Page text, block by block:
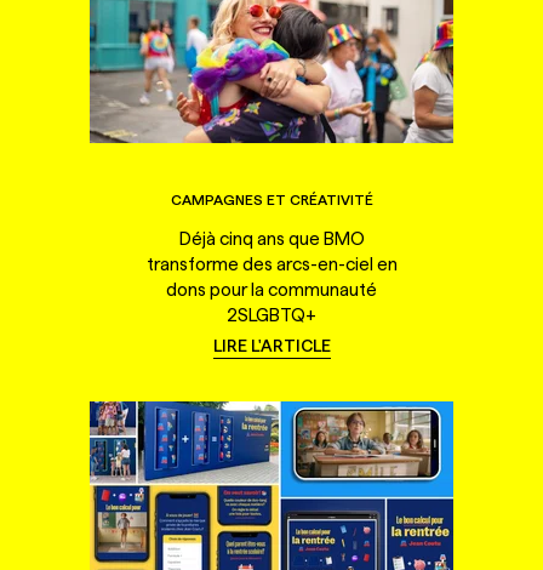
CAMPAGNES ET CRÉATIVITÉ
Déjà cinq ans que BMO
transforme des arcs-en-ciel en
dons pour la communauté
2SLGBTQ+
LIRE L'ARTICLE